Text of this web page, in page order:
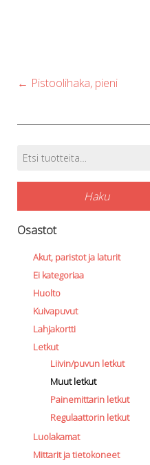
Post
← Pistoolihaka, pieni
Tuotehaku
Etsi:
Haku
Osastot
Akut, paristot ja laturit
Ei kategoriaa
Huolto
Kuivapuvut
Lahjakortti
Letkut
Liivin/puvun letkut
Muut letkut
Painemittarin letkut
Regulaattorin letkut
Luolakamat
Mittarit ja tietokoneet